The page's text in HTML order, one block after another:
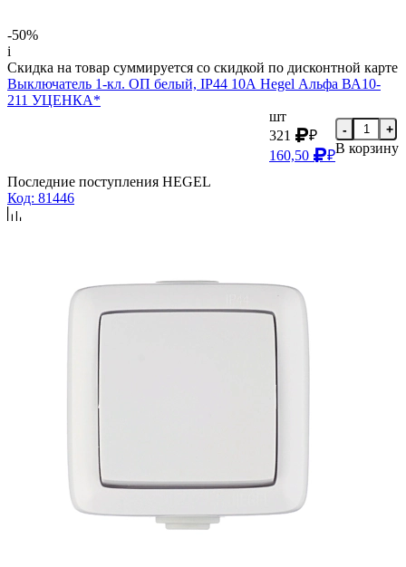
-50%
i
Скидка на товар суммируется со скидкой по дисконтной карте
Выключатель 1-кл. ОП белый, IP44 10А Hegel Альфа ВА10-
211 УЦЕНКА*
шт
321
₽
160,50
₽
- +
В корзину
Последние поступления HEGEL
Код: 81446